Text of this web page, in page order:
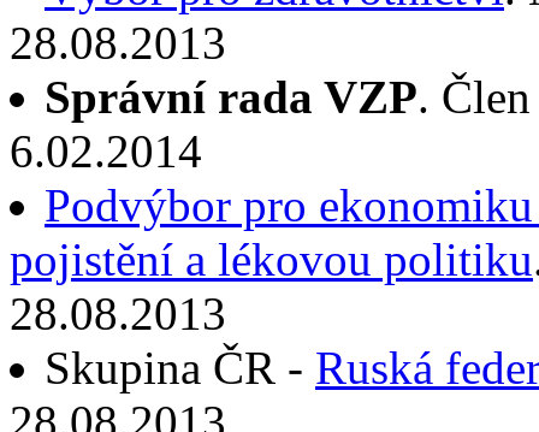
28.08.2013
Správní rada VZP.
6.02.2014
Podvýbor pro
pojistění a lékovou politiku
28.08.2013
Skupina ČR - Ruská
28.08.2013